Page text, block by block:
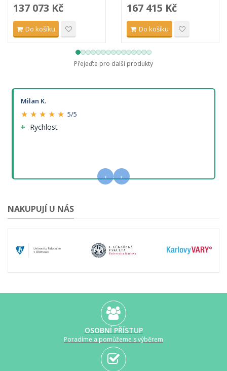
137 073 Kč
Do košíku
167 415 Kč
Do košíku
Přejeďte pro další produkty
Milan K.
★ ★ ★ ★ ★ 5/5
Rychlost
‹ ›
NAKUPUJÍ U NÁS
OSOBNÍ PŘÍSTUP
Poradíme a pomůžeme s výběrem